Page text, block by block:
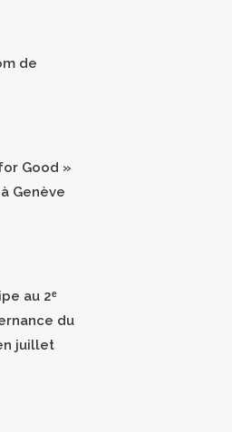
de
Good »
Genève
au 2ᵉ
du
juillet